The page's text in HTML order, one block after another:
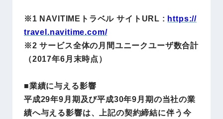
※1 NAVITIMEトラベル サイトURL : https://
travel.navitime.com/
※2 サービス全体の月間ユニークユーザ数合計
（2017年6月末時点）
■業績に与える影響
平成29年9月期及び平成30年9月期の当社の業
績へ与える影響は、上記の契約締結に伴う今